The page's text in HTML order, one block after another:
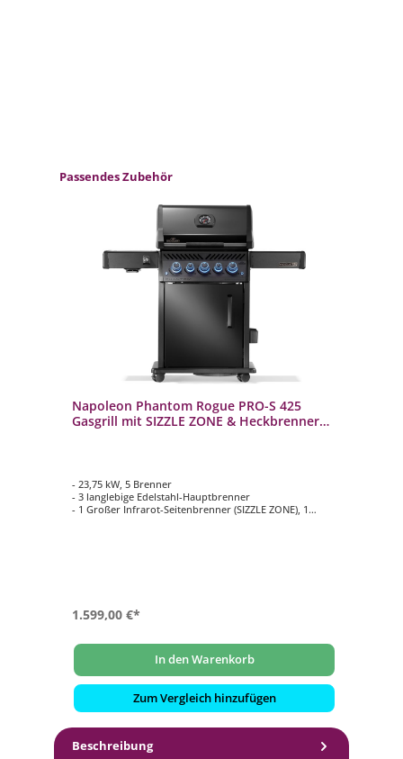
Produktgalerie überspringen
Passendes Zubehör
Napoleon Phantom Rogue PRO-S 425
Gasgrill mit SIZZLE ZONE & Heckbrenner
- 23,75 kW, 5 Brenner
- 3 langlebige Edelstahl-Hauptbrenner
- 1 Großer Infrarot-Seitenbrenner (SIZZLE ZONE), 1
1.599,00 €*
In den Warenkorb
Zum Vergleich hinzufügen
Beschreibung